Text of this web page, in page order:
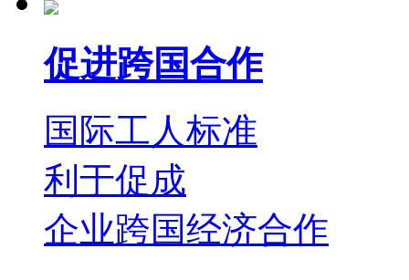
促进跨国合作
国际工人标准
利于促成
企业跨国经济合作